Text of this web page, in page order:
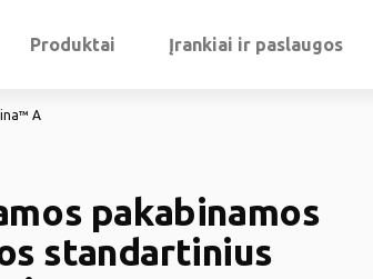
Produktai Įrankiai ir paslaugos
A
pakabinamos
standartinius